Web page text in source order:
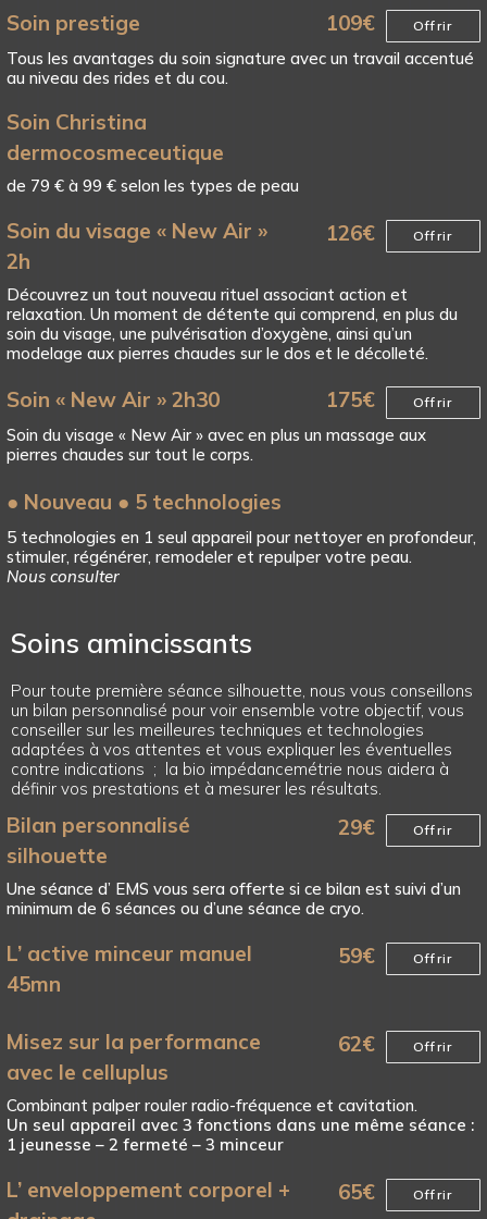
Soin prestige 109€ Offrir
Tous les avantages du soin signature avec un travail accentué
au niveau des rides et du cou.
Soin Christina
dermocosmeceutique
de 79 € à 99 € selon les types de peau
Soin du visage « New Air »
2h
126€ Offrir
Découvrez un tout nouveau rituel associant action et
relaxation. Un moment de détente qui comprend, en plus du
soin du visage, une pulvérisation d’oxygène, ainsi qu’un
modelage aux pierres chaudes sur le dos et le décolleté.
Soin « New Air » 2h30 175€ Offrir
Soin du visage « New Air » avec en plus un massage aux
pierres chaudes sur tout le corps.
● Nouveau ● 5 technologies
5 technologies en 1 seul appareil pour nettoyer en profondeur,
stimuler, régénérer, remodeler et repulper votre peau.
Nous consulter
Soins amincissants
Pour toute première séance silhouette, nous vous conseillons
un bilan personnalisé pour voir ensemble votre objectif, vous
conseiller sur les meilleures techniques et technologies
adaptées à vos attentes et vous expliquer les éventuelles
contre indications ; la bio impédancemétrie nous aidera à
définir vos prestations et à mesurer les résultats.
Bilan personnalisé
silhouette
29€ Offrir
Une séance d’ EMS vous sera offerte si ce bilan est suivi d’un
minimum de 6 séances ou d’une séance de cryo.
L’ active minceur manuel
45mn
59€ Offrir
Misez sur la performance
avec le celluplus
62€ Offrir
Combinant palper rouler radio-fréquence et cavitation.
Un seul appareil avec 3 fonctions dans une même séance :
1 jeunesse – 2 fermeté – 3 minceur
L’ enveloppement corporel +
65€ Offrir